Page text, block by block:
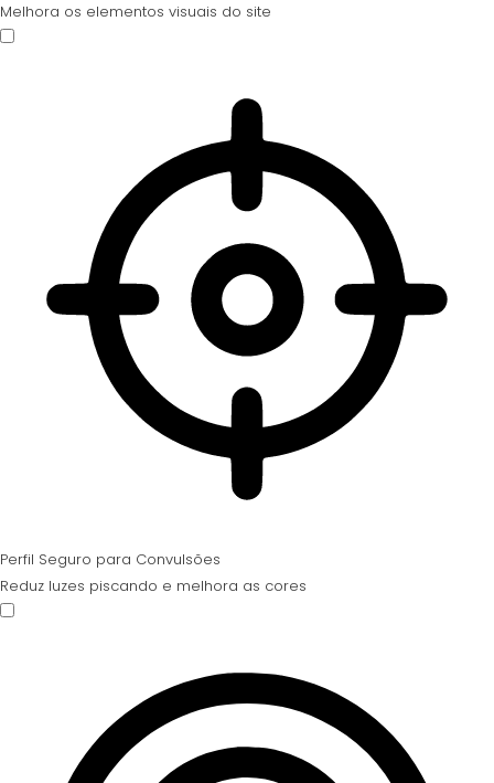
Melhora os elementos visuais do site
Perfil Seguro para Convulsões
Reduz luzes piscando e melhora as cores